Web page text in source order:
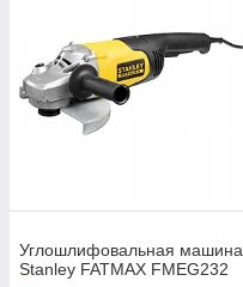
Углошлифовальная машина
Stanley FATMAX FMEG232